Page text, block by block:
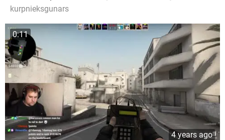
kurpnieksgunars
0:11
4 years ago